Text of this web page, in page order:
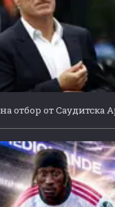
отбор от Саудитска